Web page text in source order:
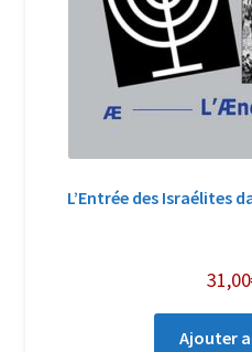
L’Entrée des Israélites
31,00
Ajouter